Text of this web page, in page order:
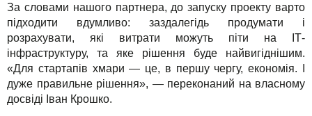
За словами нашого партнера, до запуску проекту варто
підходити вдумливо: заздалегідь продумати і
розрахувати, які витрати можуть піти на ІТ-
інфраструктуру, та яке рішення буде найвигіднішим.
«Для стартапів хмари — це, в першу чергу, економія. І
дуже правильне рішення», — переконаний на власному
досвіді Іван Крошко.